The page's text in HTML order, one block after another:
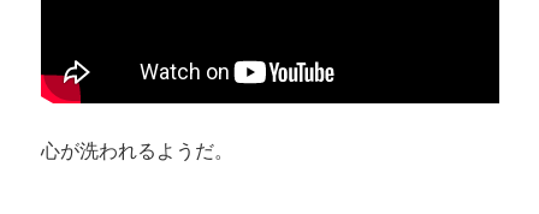
心が洗われるようだ。